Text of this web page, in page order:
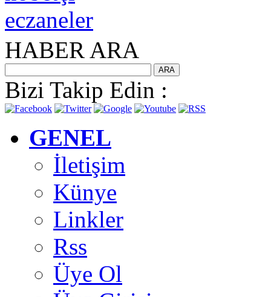
HABER ARA
Bizi Takip Edin :
GENEL
İletişim
Künye
Linkler
Rss
Üye Ol